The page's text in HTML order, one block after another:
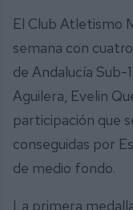
El Club Atletismo
semana con
de Andalucía Sub-
Aguilera, Evelin
participación que
conseguidas por
de medio fondo.
La primera